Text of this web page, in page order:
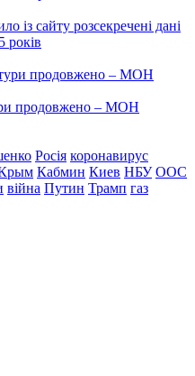
із сайту розсекречені дані
років
продовжено – МОН
Росія коронавирус
Кабмин Киев НБУ ООС
війна Путин Трамп газ